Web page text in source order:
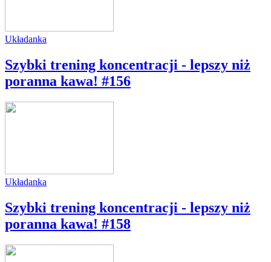
Układanka
Szybki trening koncentracji - lepszy niż
poranna kawa! #156
Układanka
Szybki trening koncentracji - lepszy niż
poranna kawa! #158